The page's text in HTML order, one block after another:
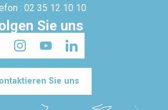
: 02 35 12 10 10
Sie uns
Sie uns